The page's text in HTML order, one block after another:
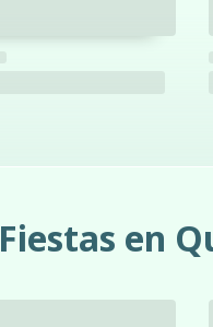
Fiestas en